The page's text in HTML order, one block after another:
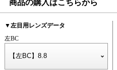
商品の購入はこちらから
▼左目用レンズデータ
左BC